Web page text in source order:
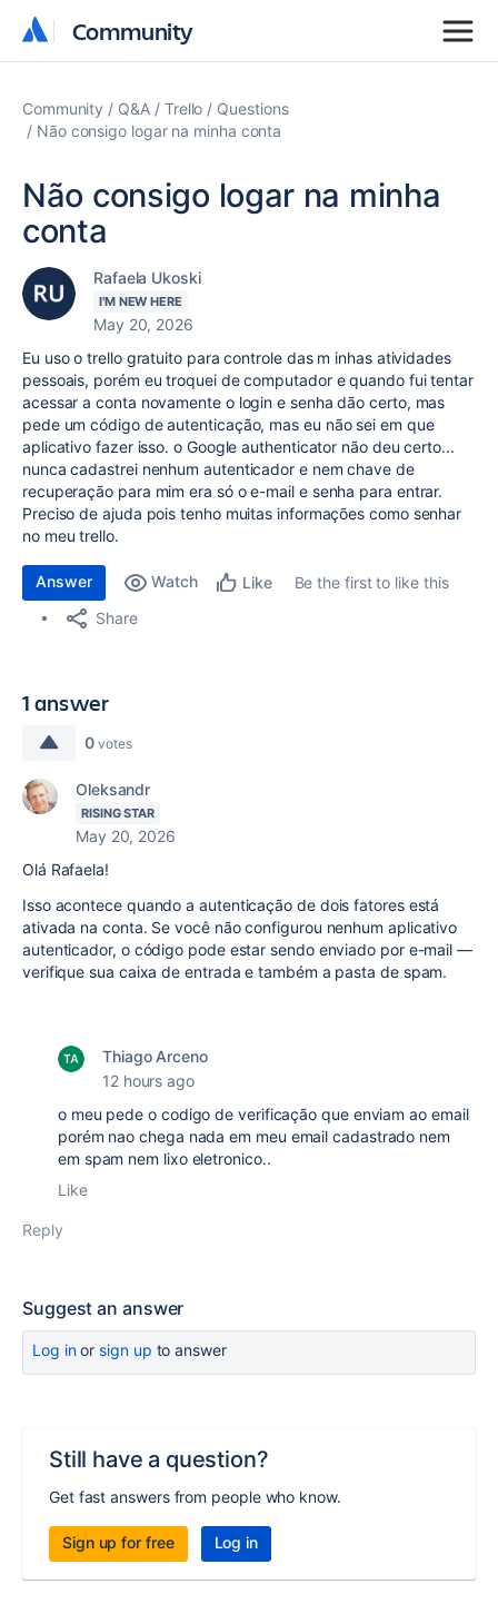
Community
Community
Community Q&A Trello
Questions
Não consigo logar na minha conta
Não consigo logar na minha
conta
Rafaela Ukoski
I'M NEW HERE
May 20, 2026
Eu uso o trello gratuito para controle das m inhas atividades
pessoais, porém eu troquei de computador e quando fui tentar
acessar a conta novamente o login e senha dão certo, mas
pede um código de autenticação, mas eu não sei em que
aplicativo fazer isso. o Google authenticator não deu certo...
nunca cadastrei nenhum autenticador e nem chave de
recuperação para mim era só o e-mail e senha para entrar.
Preciso de ajuda pois tenho muitas informações como senhar
no meu trello.
Answer Watch Like
Be the first to like this
Share
1 answer
0 votes
Oleksandr
RISING STAR
May 20, 2026
Olá Rafaela!
Isso acontece quando a autenticação de dois fatores está
ativada na conta. Se você não configurou nenhum aplicativo
autenticador, o código pode estar sendo enviado por e-mail —
verifique sua caixa de entrada e também a pasta de spam.
Thiago Arceno
12 hours ago
o meu pede o codigo de verificação que enviam ao email
porém nao chega nada em meu email cadastrado nem
em spam nem lixo eletronico..
Like
Reply
Suggest an answer
Log inor sign up to answer
Still have a question?
Get fast answers from people who know.
Sign up for free Log in